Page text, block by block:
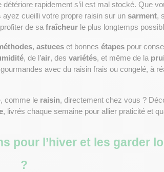
détériore rapidement s’il est mal stocké. Que
cueilli votre propre raisin sur un sarment
de sa fraîcheur le plus longtemps
, astuces et bonnes étapes
, de l’air, des variétés, et même de la
gourmandes avec du raisin frais ou congelé, à
comme le raisin
, livrés chaque semaine pour allier praticité et
pour l’hiver et les garder
?